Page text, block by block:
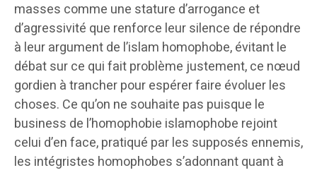
masses comme une stature d’arrogance et
d’agressivité que renforce leur silence de répondre
à leur argument de l’islam homophobe, évitant le
débat sur ce qui fait problème justement, ce nœud
gordien à trancher pour espérer faire évoluer les
choses. Ce qu’on ne souhaite pas puisque le
business de l’homophobie islamophobe rejoint
celui d’en face, pratiqué par les supposés ennemis,
les intégristes homophobes s’adonnant quant à